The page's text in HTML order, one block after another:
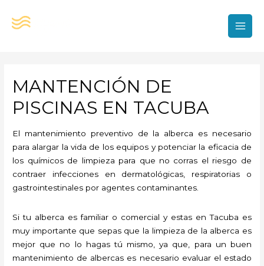
MANTENCIÓN DE
PISCINAS EN TACUBA
El mantenimiento preventivo de la alberca es necesario
para alargar la vida de los equipos y potenciar la eficacia de
los químicos de limpieza para que no corras el riesgo de
contraer infecciones en dermatológicas, respiratorias o
gastrointestinales por agentes contaminantes.
Si tu alberca es familiar o comercial y estas en Tacuba es
muy importante que sepas que la limpieza de la alberca es
mejor que no lo hagas tú mismo, ya que, para un buen
mantenimiento de albercas es necesario evaluar el estado